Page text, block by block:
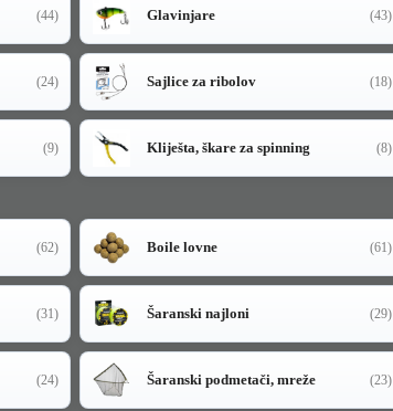
(44) Glavinjare (43)
(24) Sajlice za ribolov (18)
(9) Kliješta, škare za spinning (8)
(62) Boile lovne (61)
(31) Šaranski najloni (29)
(24) Šaranski podmetači, mreže (23)